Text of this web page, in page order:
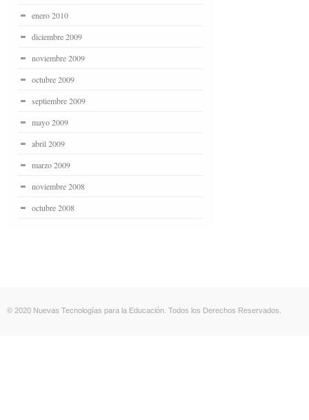
enero 2010
diciembre 2009
noviembre 2009
octubre 2009
septiembre 2009
mayo 2009
abril 2009
marzo 2009
noviembre 2008
octubre 2008
© 2020 Nuevas Tecnologías para la Educación. Todos los Derechos Reservados.